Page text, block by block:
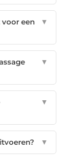
een
▼
▼
▼
▼